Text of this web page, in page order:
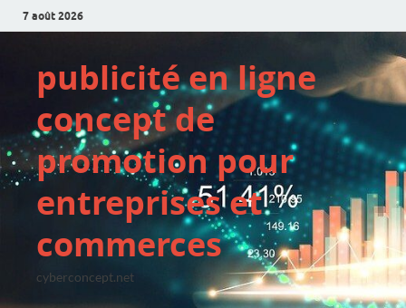
7 août 2026
publicité en ligne
concept de
promotion pour
entreprises et
commerces
cyberconcept.net